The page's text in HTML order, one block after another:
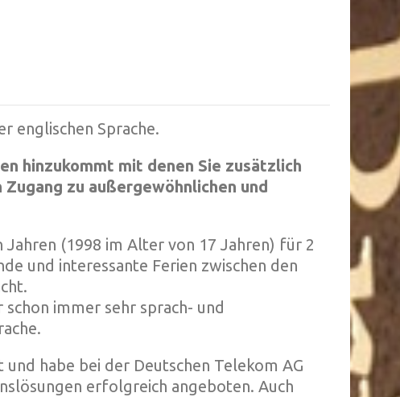
englischen Sprache.
hinzukommt mit denen Sie zusätzlich
zu außergewöhnlichen und
(1998 im Alter von 17 Jahren) für 2
und interessante Ferien zwischen den
immer sehr sprach- und
habe bei der Deutschen Telekom AG
erfolgreich angeboten. Auch